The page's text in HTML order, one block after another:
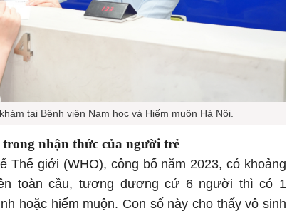
tại Bệnh viện Nam học và Hiếm muộn Hà Nội.
nhận thức của người trẻ
Thế giới (WHO), công bố năm 2023, có khoảng
toàn cầu, tương đương cứ 6 người thì có 1
hoặc hiếm muộn. Con số này cho thấy vô sinh